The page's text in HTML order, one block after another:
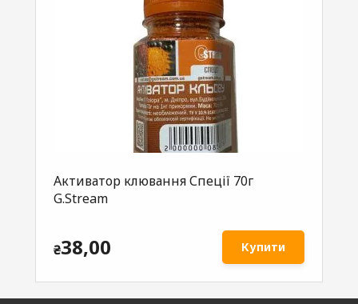
Активатор клювання Спеції 70г
G.Stream
₴38,00 Купити